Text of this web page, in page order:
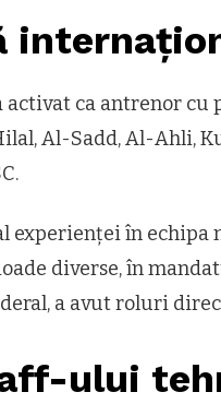
activat ca antrenor
Al-Sadd, Al-Ahli,
experienței în
diverse, în
a avut roluri
ului